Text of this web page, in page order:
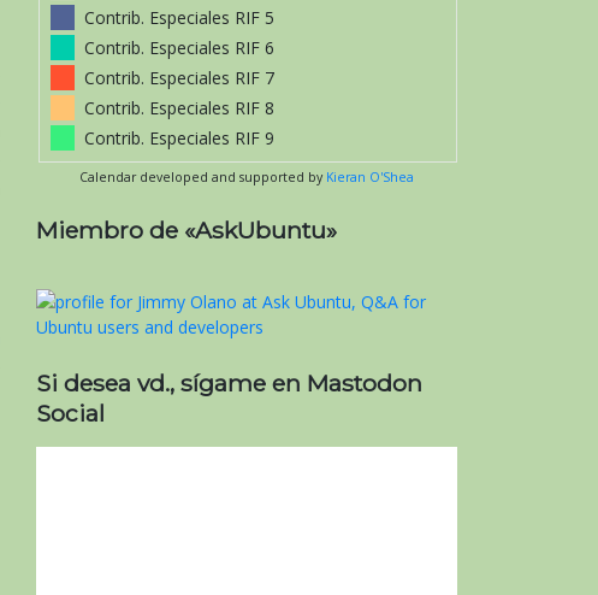
Contrib. Especiales RIF 5
Contrib. Especiales RIF 6
Contrib. Especiales RIF 7
Contrib. Especiales RIF 8
Contrib. Especiales RIF 9
Calendar developed and supported by Kieran O'Shea
Miembro de «AskUbuntu»
Si desea vd., sígame en Mastodon
Social